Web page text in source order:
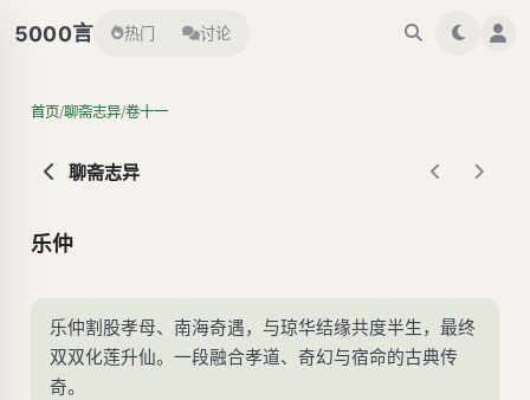
5000言 热门 讨论
首页/聊斋志异/卷十一
聊斋志异
乐仲
乐仲割股孝母、南海奇遇，与琼华结缘共度半生，最终
双双化莲升仙。一段融合孝道、奇幻与宿命的古典传
奇。